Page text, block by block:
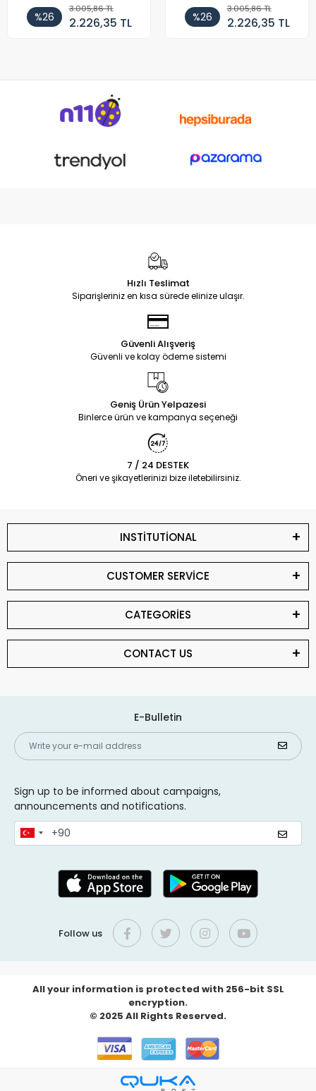
%26
3.005,86 TL
2.226,35 TL %26
3.005,86 TL
2.226,35 TL
Hızlı Teslimat
Siparişleriniz en kısa sürede elinize ulaşır.
Güvenli Alışveriş
Güvenli ve kolay ödeme sistemi
Geniş Ürün Yelpazesi
Binlerce ürün ve kampanya seçeneği
7 / 24 DESTEK
Öneri ve şikayetlerinizi bize iletebilirsiniz.
INSTİTUTİONAL
CUSTOMER SERVİCE
CATEGORİES
CONTACT US
E-Bulletin
Sign up to be informed about campaigns,
announcements and notifications.
Follow us
All your information is protected with 256-bit SSL
encryption.
© 2025 All Rights Reserved.